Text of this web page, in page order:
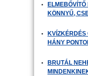
ELMEBŐVÍTŐ
KÖNNYŰ,
HÁNY
BRUTÁL